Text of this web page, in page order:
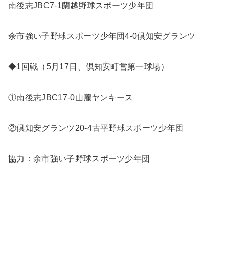
南後志JBC7-1蘭越野球スポーツ少年団
余市強い子野球スポーツ少年団4-0倶知安グランツ
◆1回戦（5月17日、倶知安町営第一球場）
①南後志JBC17-0山麓ヤンキース
②倶知安グランツ20-4古平野球スポーツ少年団
協力：余市強い子野球スポーツ少年団